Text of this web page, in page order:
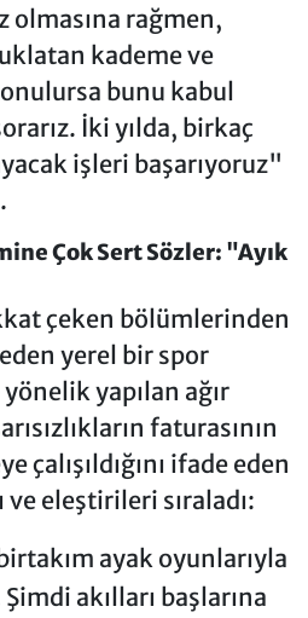
olmasına rağmen,
kademe ve
bunu kabul
İki yılda, birkaç
işleri başarıyoruz"
Çok Sert Sözler: "Ayık
çeken bölümlerinden
yerel bir spor
yapılan ağır
faturasının
çalışıldığını ifade eden
ve eleştirileri sıraladı:
ayak oyunlarıyla
akılları başlarına